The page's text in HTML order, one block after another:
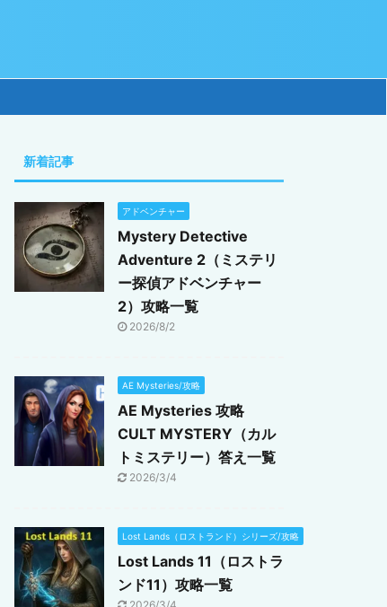
新着記事
アドベンチャー
Mystery Detective
Adventure 2（ミステリ
ー探偵アドベンチャー
2）攻略一覧
2026/8/2
AE Mysteries/攻略
AE Mysteries 攻略
CULT MYSTERY（カル
トミステリー）答え一覧
2026/3/4
Lost Lands（ロストランド）シリーズ/攻略
Lost Lands 11（ロストラ
ンド11）攻略一覧